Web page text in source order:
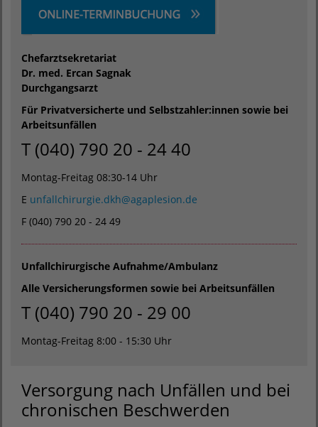
Chefarztsekretariat
Dr. med. Ercan Sagnak
Durchgangsarzt
Für Privatversicherte und Selbstzahler:innen sowie bei
Arbeitsunfällen
T (040) 790 20 - 24 40
Montag-Freitag 08:30-14 Uhr
E unfallchirurgie.dkh@agaplesion.de
F (040) 790 20 - 24 49
Unfallchirurgische Aufnahme/Ambulanz
Alle Versicherungsformen sowie bei Arbeitsunfällen
T (040) 790 20 - 29 00
Montag-Freitag 8:00 - 15:30 Uhr
Versorgung nach Unfällen und bei
chronischen Beschwerden